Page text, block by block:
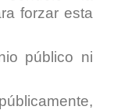
forzar esta
público ni